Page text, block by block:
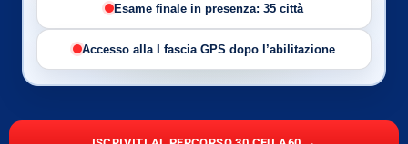
Esame finale in presenza: 35 città
Accesso alla I fascia GPS dopo l’abilitazione